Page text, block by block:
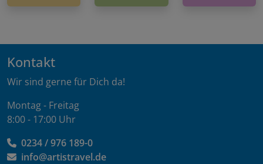
Kontakt
Wir sind gerne für Dich da!
Montag - Freitag
8:00 - 17:00 Uhr
0234 / 976 189-0
info@artistravel.de